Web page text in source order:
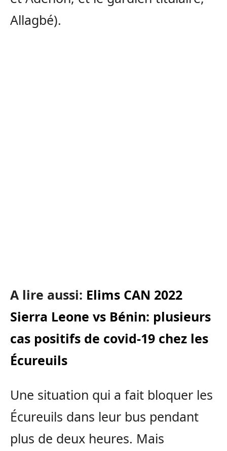
Allagbé).
A lire aussi: Elims CAN 2022
Sierra Leone vs Bénin: plusieurs
cas positifs de covid-19 chez les
Écureuils
Une situation qui a fait bloquer les
Écureuils dans leur bus pendant
plus de deux heures. Mais